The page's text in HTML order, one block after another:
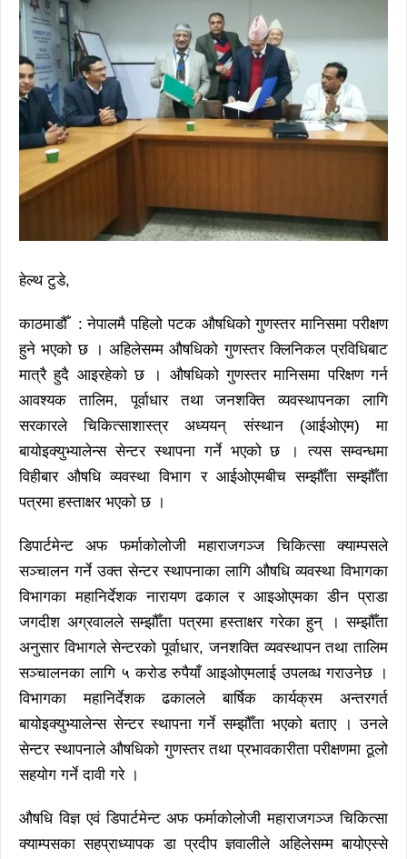
हेल्थ टुडे,
काठमाडौँ : नेपालमै पहिलो पटक औषधिको गुणस्तर मानिसमा परीक्षण
हुने भएको छ । अहिलेसम्म औषधिको गुणस्तर क्लिनिकल प्रविधिबाट
मात्रै हुदै आइरहेको छ । औषधिको गुणस्तर मानिसमा परिक्षण गर्न
आवश्यक तालिम, पूर्वाधार तथा जनशक्ति व्यवस्थापनका लागि
सरकारले चिकित्साशास्त्र अध्ययन् संस्थान (आईओएम) मा
बायोइक्युभ्यालेन्स सेन्टर स्थापना गर्ने भएको छ । त्यस सम्वन्धमा
विहीबार औषधि व्यवस्था विभाग र आईओएमबीच सम्झौँता सम्झौँता
पत्रमा हस्ताक्षर भएको छ ।
डिपार्टमेन्ट अफ फर्माकोलोजी महाराजगञ्ज चिकित्सा क्याम्पसले
सञ्चालन गर्ने उक्त सेन्टर स्थापनाका लागि औषधि व्यवस्था विभागका
विभागका महानिर्देशक नारायण ढकाल र आइओएमका डीन प्राडा
जगदीश अग्रवालले सम्झौँता पत्रमा हस्ताक्षर गरेका हुन् । सम्झौँता
अनुसार विभागले सेन्टरको पूर्वाधार, जनशक्ति व्यवस्थापन तथा तालिम
सञ्चालनका लागि ५ करोड रुपैयाँ आइओएमलाई उपलव्ध गराउनेछ ।
विभागका महानिर्देशक ढकालले बार्षिक कार्यक्रम अन्तरगर्त
बायोइक्युभ्यालेन्स सेन्टर स्थापना गर्ने सम्झौँता भएको बताए । उनले
सेन्टर स्थापनाले औषधिको गुणस्तर तथा प्रभावकारीता परीक्षणमा ठूलो
सहयोग गर्ने दावी गरे ।
औषधि विज्ञ एवं डिपार्टमेन्ट अफ फर्माकोलोजी महाराजगञ्ज चिकित्सा
क्याम्पसका सहप्राध्यापक डा प्रदीप ज्ञवालीले अहिलेसम्म बायोएस्से